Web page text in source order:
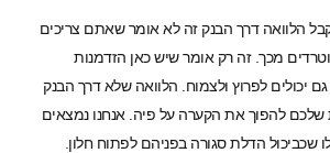
הלוואה דרך הבנק זה לא אומר שאתם צריכים
מכך. זה רק אומר שיש כאן הזדמנות
לפרוץ ולצמוח. הלוואה שלא דרך הבנק
שלכם להפוך את הקערה על פיה. אנחנו נמצאים
שכביכול הדלת סגורה בפניהם לפתוח חלון.